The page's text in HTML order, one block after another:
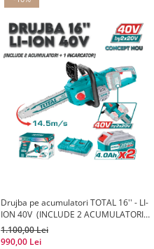
Drujba pe acumulatori TOTAL 16'' - LI-
ION 40V (INCLUDE 2 ACUMULATORI +
1 INCARCATOR)
1.100,00 Lei
990,00 Lei